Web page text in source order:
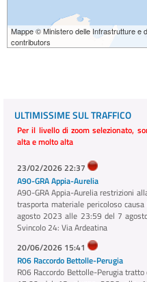
Mappe © Ministero delle Infrastrutture e
contributors
ULTIMISSIME SUL TRAFFICO
Per il livello di zoom selezionato,
alta e molto alta
23/02/2026 22:37
A90-GRA Appia-Aurelia
A90-GRA Appia-Aurelia restrizioni
trasporta materiale pericoloso
agosto 2023 alle 23:59 del 7
Svincolo 24: Via Ardeatina
20/06/2026 15:41
R06 Raccordo Bettolle-Perugia
R06 Raccordo Bettolle-Perugia